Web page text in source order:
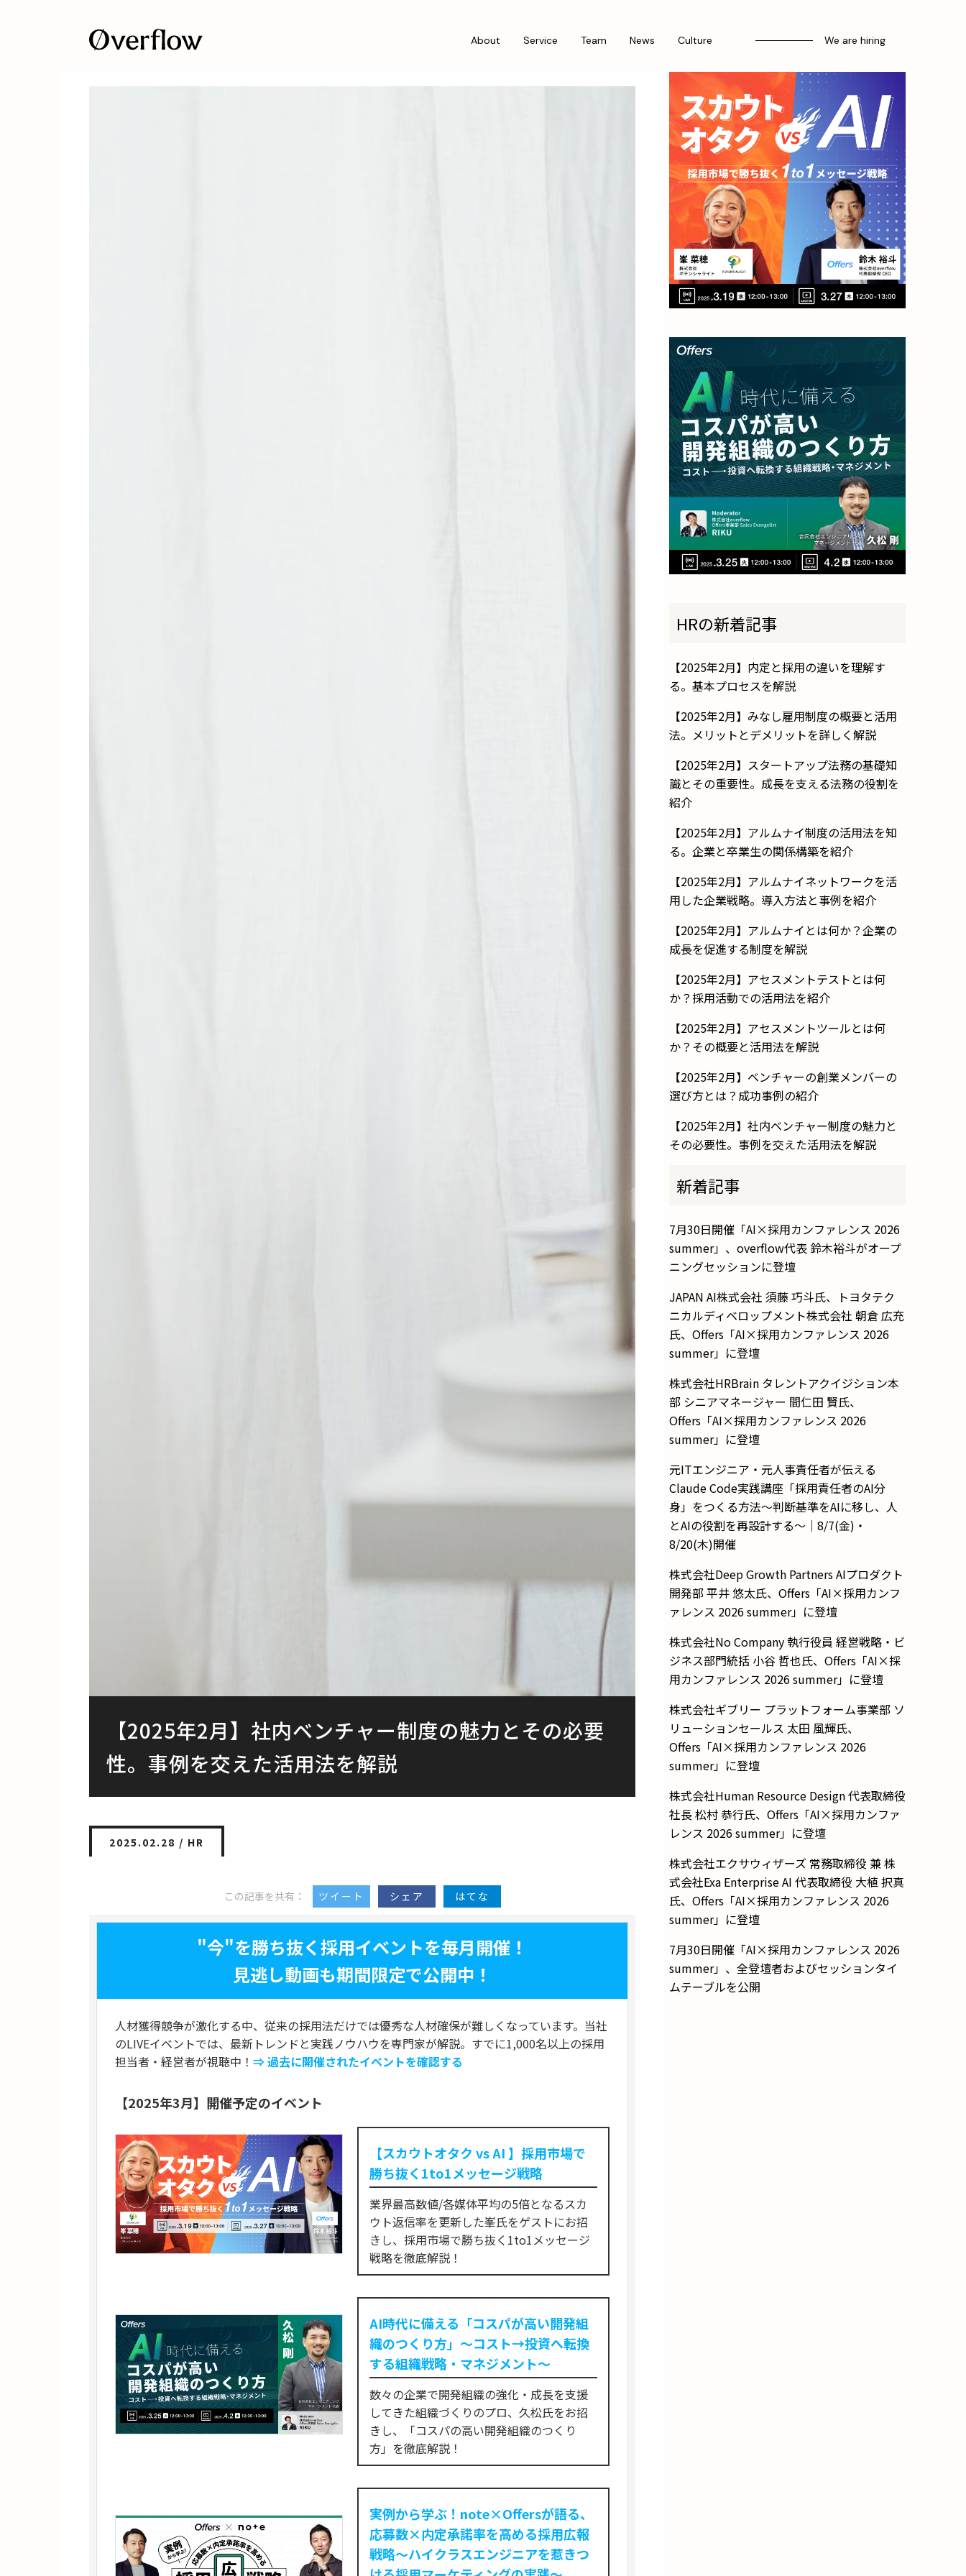
About Service Team News Culture We are hiring
【2025年2月】社内ベンチャー制度の魅力とその必要
性。事例を交えた活用法を解説
2025.02.28 / HR
この記事を共有： ツイート シェア はてな
"今"を勝ち抜く採用イベントを毎月開催！
見逃し動画も期間限定で公開中！
人材獲得競争が激化する中、従来の採用法だけでは優秀な人材確保が難しくなっています。当社
のLIVEイベントでは、最新トレンドと実践ノウハウを専門家が解説。すでに1,000名以上の採用
担当者・経営者が視聴中！ ⇒ 過去に開催されたイベントを確認する
【2025年3月】開催予定のイベント
【スカウトオタク vs AI 】採用市場で
勝ち抜く1to1メッセージ戦略
業界最高数値/各媒体平均の5倍となるスカ
ウト返信率を更新した峯氏をゲストにお招
きし、採用市場で勝ち抜く1to1メッセージ
戦略を徹底解説！
AI時代に備える「コスパが高い開発組
織のつくり方」〜コスト→投資へ転換
する組織戦略・マネジメント〜
数々の企業で開発組織の強化・成長を支援
してきた組織づくりのプロ、久松氏をお招
きし、「コスパの高い開発組織のつくり
方」を徹底解説！
実例から学ぶ！note×Offersが語る、
応募数×内定承諾率を高める採用広報
戦略～ハイクラスエンジニアを惹きつ
HRの新着記事
【2025年2月】内定と採用の違いを理解す
る。基本プロセスを解説
【2025年2月】みなし雇用制度の概要と活用
法。メリットとデメリットを詳しく解説
【2025年2月】スタートアップ法務の基礎知
識とその重要性。成長を支える法務の役割を
紹介
【2025年2月】アルムナイ制度の活用法を知
る。企業と卒業生の関係構築を紹介
【2025年2月】アルムナイネットワークを活
用した企業戦略。導入方法と事例を紹介
【2025年2月】アルムナイとは何か？企業の
成長を促進する制度を解説
【2025年2月】アセスメントテストとは何
か？採用活動での活用法を紹介
【2025年2月】アセスメントツールとは何
か？その概要と活用法を解説
【2025年2月】ベンチャーの創業メンバーの
選び方とは？成功事例の紹介
【2025年2月】社内ベンチャー制度の魅力と
その必要性。事例を交えた活用法を解説
新着記事
7月30日開催「AI×採用カンファレンス 2026
summer」、overflow代表 鈴木裕斗がオープ
ニングセッションに登壇
JAPAN AI株式会社 須藤 巧斗氏、トヨタテク
ニカルディベロップメント株式会社 朝倉 広充
氏、Offers「AI×採用カンファレンス 2026
summer」に登壇
株式会社HRBrain タレントアクイジション本
部 シニアマネージャー 間仁田 賢氏、
Offers「AI×採用カンファレンス 2026
summer」に登壇
元ITエンジニア・元人事責任者が伝える
Claude Code実践講座「採用責任者のAI分
身」をつくる方法〜判断基準をAIに移し、人
とAIの役割を再設計する〜｜8/7(金)・
8/20(木)開催
株式会社Deep Growth Partners AIプロダクト
開発部 平井 悠太氏、Offers「AI×採用カンフ
ァレンス 2026 summer」に登壇
株式会社No Company 執行役員 経営戦略・ビ
ジネス部門統括 小谷 哲也氏、Offers「AI×採
用カンファレンス 2026 summer」に登壇
株式会社ギブリー プラットフォーム事業部 ソ
リューションセールス 太田 風輝氏、
Offers「AI×採用カンファレンス 2026
summer」に登壇
株式会社Human Resource Design 代表取締役
社長 松村 恭行氏、Offers「AI×採用カンファ
レンス 2026 summer」に登壇
株式会社エクサウィザーズ 常務取締役 兼 株
式会社Exa Enterprise AI 代表取締役 大植 択真
氏、Offers「AI×採用カンファレンス 2026
summer」に登壇
7月30日開催「AI×採用カンファレンス 2026
summer」、全登壇者およびセッションタイ
ムテーブルを公開